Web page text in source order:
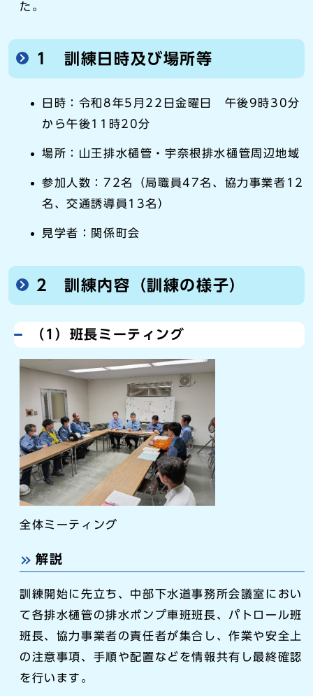
た。
1 訓練日時及び場所等
日時：令和8年5月22日金曜日 午後9時30分
から午後11時20分
場所：山王排水樋管・宇奈根排水樋管周辺地域
参加人数：72名（局職員47名、協力事業者12
名、交通誘導員13名）
見学者：関係町会
2 訓練内容（訓練の様子）
（1）班長ミーティング
全体ミーティング
解説
訓練開始に先立ち、中部下水道事務所会議室におい
て各排水樋管の排水ポンプ車班班長、パトロール班
班長、協力事業者の責任者が集合し、作業や安全上
の注意事項、手順や配置などを情報共有し最終確認
を行います。